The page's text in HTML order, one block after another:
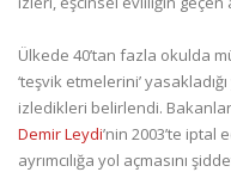
Ülkede 40’tan fazla okulda
‘teşvik etmelerini’
izledikleri belirlendi.
Demir Leydi’nin 2003’te iptal
ayrımcılığa yol açmasını